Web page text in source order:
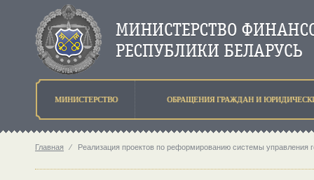
МИНИСТЕРСТВО ОБРАЩЕНИЯ ГРАЖДАН И
Главная ⁄ Реализация проектов по реформированию системы управления